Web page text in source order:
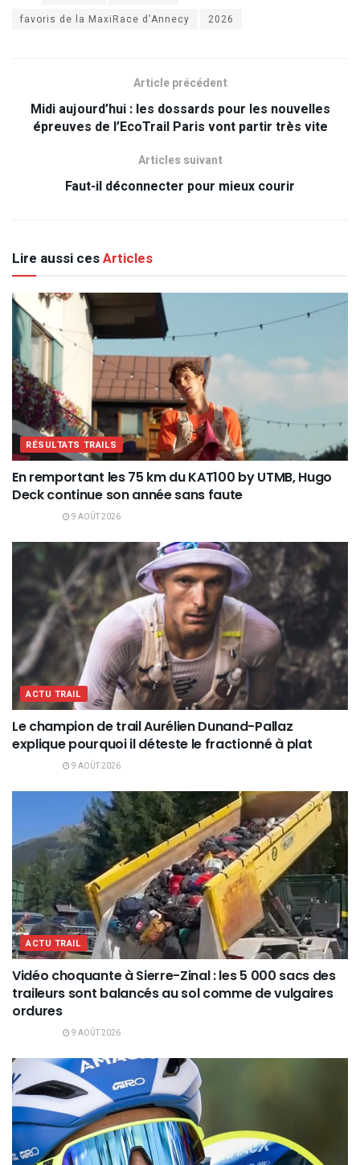
favoris de la MaxiRace d’Annecy
2026
Article précédent
Midi aujourd’hui : les dossards pour les nouvelles
épreuves de l’EcoTrail Paris vont partir très vite
Articles suivant
Faut-il déconnecter pour mieux courir
Lire aussi cesArticles
RÉSULTATS TRAILS
En remportant les 75 km du KAT100 by UTMB, Hugo
Deck continue son année sans faute
9 AOÛT 2026
ACTU TRAIL
Le champion de trail Aurélien Dunand-Pallaz
explique pourquoi il déteste le fractionné à plat
9 AOÛT 2026
ACTU TRAIL
Vidéo choquante à Sierre-Zinal : les 5 000 sacs des
traileurs sont balancés au sol comme de vulgaires
ordures
9 AOÛT 2026